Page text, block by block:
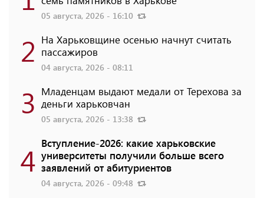
05 августа, 2026 - 16:10
2 На Харьковщине осенью начнут считать
пассажиров
04 августа, 2026 - 08:11
3 Младенцам выдают медали от Терехова за
деньги харьковчан
05 августа, 2026 - 13:38
4 Вступление-2026: какие харьковские
университеты получили больше всего
заявлений от абитуриентов
04 августа, 2026 - 09:48